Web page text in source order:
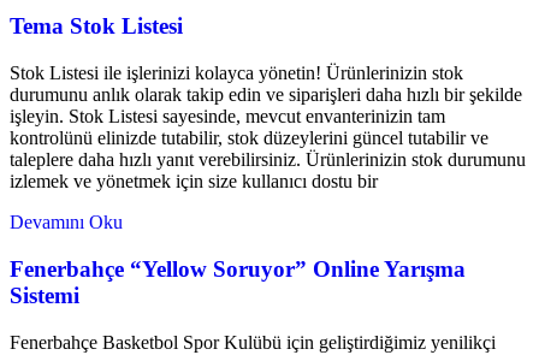
Tema Stok Listesi
Stok Listesi ile işlerinizi kolayca yönetin! Ürünlerinizin stok
durumunu anlık olarak takip edin ve siparişleri daha hızlı bir şekilde
işleyin. Stok Listesi sayesinde, mevcut envanterinizin tam
kontrolünü elinizde tutabilir, stok düzeylerini güncel tutabilir ve
taleplere daha hızlı yanıt verebilirsiniz. Ürünlerinizin stok durumunu
izlemek ve yönetmek için size kullanıcı dostu bir
Devamını Oku
Fenerbahçe “Yellow Soruyor” Online Yarışma
Sistemi
Fenerbahçe Basketbol Spor Kulübü için geliştirdiğimiz yenilikçi